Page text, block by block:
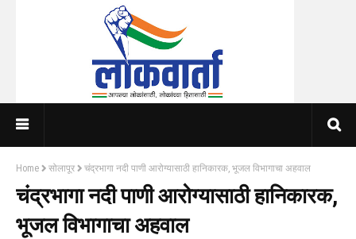
Home सोलापूर चंद्रभागा नदी पाणी आरोग्यासाठी हानिकारक, भूजल विभागाचा अहवाल
चंद्रभागा नदी पाणी आरोग्यासाठी हानिकारक,
भूजल विभागाचा अहवाल